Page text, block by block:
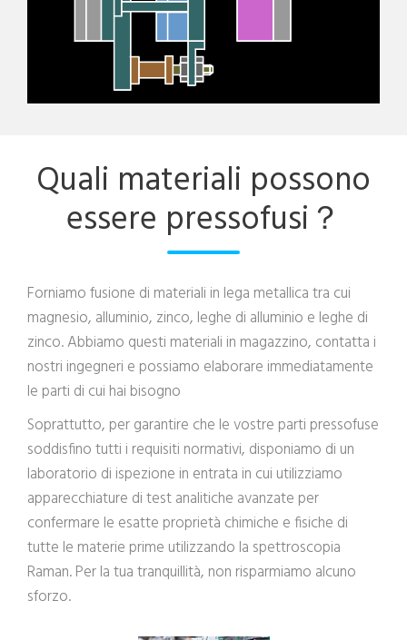
Quali materiali possono
essere pressofusi？
Forniamo fusione di materiali in lega metallica tra cui
magnesio, alluminio, zinco, leghe di alluminio e leghe di
zinco. Abbiamo questi materiali in magazzino, contatta i
nostri ingegneri e possiamo elaborare immediatamente
le parti di cui hai bisogno
Soprattutto, per garantire che le vostre parti pressofuse
soddisfino tutti i requisiti normativi, disponiamo di un
laboratorio di ispezione in entrata in cui utilizziamo
apparecchiature di test analitiche avanzate per
confermare le esatte proprietà chimiche e fisiche di
tutte le materie prime utilizzando la spettroscopia
Raman. Per la tua tranquillità, non risparmiamo alcuno
sforzo.